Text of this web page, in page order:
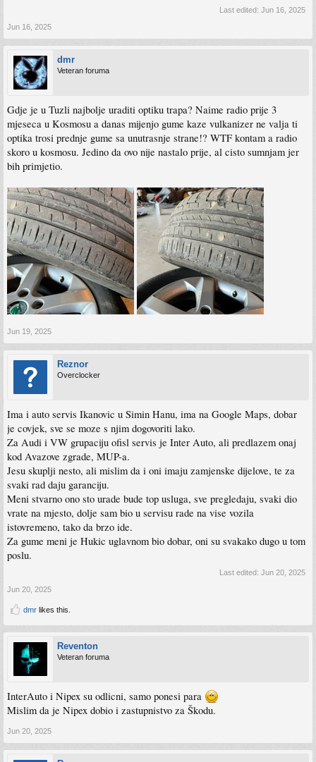
Last edited: Jun 16, 2025
Jun 16, 2025
dmr
Veteran foruma
Gdje je u Tuzli najbolje uraditi optiku trapa? Naime radio prije 3
mjeseca u Kosmosu a danas mijenjo gume kaze vulkanizer ne valja ti
optika trosi prednje gume sa unutrasnje strane!? WTF kontam a radio
skoro u kosmosu. Jedino da ovo nije nastalo prije, al cisto sumnjam jer
bih primjetio.
Jun 19, 2025
Reznor
Overclocker
Ima i auto servis Ikanovic u Simin Hanu, ima na Google Maps, dobar
je covjek, sve se moze s njim dogovoriti lako.
Za Audi i VW grupaciju ofisl servis je Inter Auto, ali predlazem onaj
kod Avazove zgrade, MUP-a.
Jesu skuplji nesto, ali mislim da i oni imaju zamjenske dijelove, te za
svaki rad daju garanciju.
Meni stvarno ono sto urade bude top usluga, sve pregledaju, svaki dio
vrate na mjesto, dolje sam bio u servisu rade na vise vozila
istovremeno, tako da brzo ide.
Za gume meni je Hukic uglavnom bio dobar, oni su svakako dugo u tom
poslu.
Last edited: Jun 20, 2025
Jun 20, 2025
dmr likes this.
Reventon
Veteran foruma
InterAuto i Nipex su odlicni, samo ponesi para
Mislim da je Nipex dobio i zastupnistvo za Škodu.
Jun 20, 2025